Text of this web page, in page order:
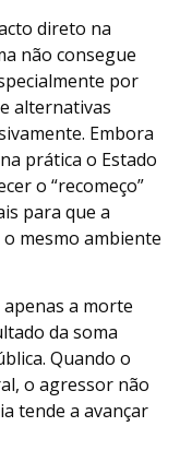
direto na
não consegue
por
alternativas
Embora
prática o Estado
o “recomeço”
para que a
mesmo ambiente
a morte
da soma
Quando o
o agressor não
tende a avançar